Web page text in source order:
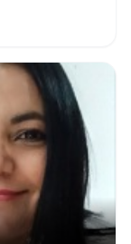
trato.